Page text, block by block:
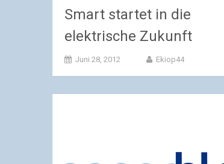
Smart startet in die
elektrische Zukunft
Juni 28, 2012 Ekiop44